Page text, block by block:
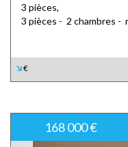
3 pièces,
3 pièces - 2 chambres -
€
168 000 €